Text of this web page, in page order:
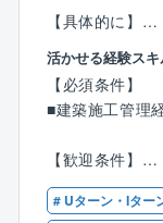
☆資格取得支援
☆年間休日124
【具体的に】
■同社が得意と
をはじめ、医療
ルなど様々な
だきます。
その半数以上
修工事が案件
活かせる経験ス
【必須条件】
■建築施工管理
【歓迎条件】
■建築学科卒業
■建築施工管理
# Uターン・Iター